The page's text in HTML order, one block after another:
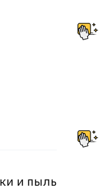
и пыль